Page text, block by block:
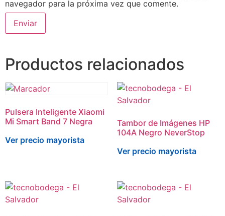
navegador para la próxima vez que comente.
Productos relacionados
Pulsera Inteligente Xiaomi
Mi Smart Band 7 Negra
Ver precio mayorista
Tambor de Imágenes HP
104A Negro NeverStop
Ver precio mayorista